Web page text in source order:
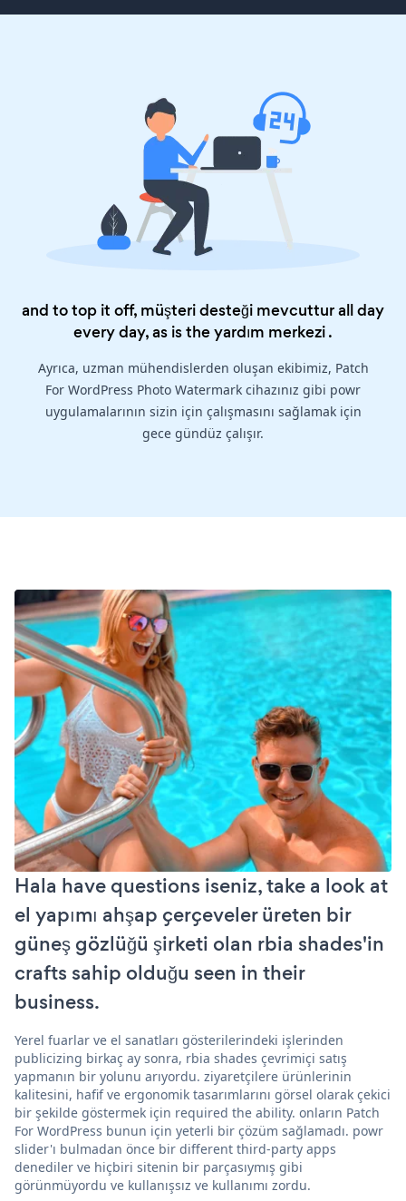
and to top it off, müşteri desteği mevcuttur all day
every day, as is theyardım merkezi.
Ayrıca, uzman mühendislerden oluşan ekibimiz, Patch
For WordPress Photo Watermark cihazınız gibi powr
uygulamalarının sizin için çalışmasını sağlamak için
gece gündüz çalışır.
Hala have questions iseniz, take a look at
el yapımı ahşap çerçeveler üreten bir
güneş gözlüğü şirketi olan rbia shades'in
crafts sahip olduğu seen in their
business.
Yerel fuarlar ve el sanatları gösterilerindeki işlerinden
publicizing birkaç ay sonra, rbia shades çevrimiçi satış
yapmanın bir yolunu arıyordu. ziyaretçilere ürünlerinin
kalitesini, hafif ve ergonomik tasarımlarını görsel olarak çekici
bir şekilde göstermek için required the ability. onların Patch
For WordPress bunun için yeterli bir çözüm sağlamadı. powr
slider'ı bulmadan önce bir different third-party apps
denediler ve hiçbiri sitenin bir parçasıymış gibi
görünmüyordu ve kullanışsız ve kullanımı zordu.